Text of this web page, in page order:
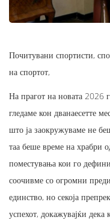
Почитувани спортисти,
на спортот,
На прагот на новата 2026
гледаме кон дванаесетте
што ја заокружуваме не
таа беше време на храбри
поместувања кои го
соочивме со огромни
единство, но секоја
успехот, докажувајќи дека